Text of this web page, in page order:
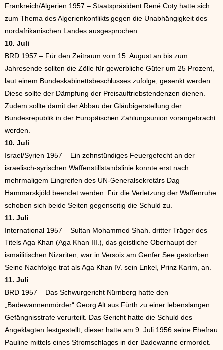
Frankreich/Algerien 1957 – Staatspräsident René Coty hatte sich
zum Thema des Algerienkonflikts gegen die Unabhängigkeit des
nordafrikanischen Landes ausgesprochen.
10. Juli
BRD 1957 – Für den Zeitraum vom 15. August an bis zum
Jahresende sollten die Zölle für gewerbliche Güter um 25 Prozent,
laut einem Bundeskabinettsbeschlusses zufolge, gesenkt werden.
Diese sollte der Dämpfung der Preisauftriebstendenzen dienen.
Zudem sollte damit der Abbau der Gläubigerstellung der
Bundesrepublik in der Europäischen Zahlungsunion vorangebracht
werden.
10. Juli
Israel/Syrien 1957 – Ein zehnstündiges Feuergefecht an der
israelisch-syrischen Waffenstillstandslinie konnte erst nach
mehrmaligem Eingreifen des UN-Generalsekretärs Dag
Hammarskjöld beendet werden. Für die Verletzung der Waffenruhe
schoben sich beide Seiten gegenseitig die Schuld zu.
11. Juli
International 1957 – Sultan Mohammed Shah, dritter Träger des
Titels Aga Khan (Aga Khan III.), das geistliche Oberhaupt der
ismailitischen Nizariten, war in Versoix am Genfer See gestorben.
Seine Nachfolge trat als Aga Khan IV. sein Enkel, Prinz Karim, an.
11. Juli
BRD 1957 – Das Schwurgericht Nürnberg hatte den
„Badewannenmörder“ Georg Alt aus Fürth zu einer lebenslangen
Gefängnisstrafe verurteilt. Das Gericht hatte die Schuld des
Angeklagten festgestellt, dieser hatte am 9. Juli 1956 seine Ehefrau
Pauline mittels eines Stromschlages in der Badewanne ermordet.